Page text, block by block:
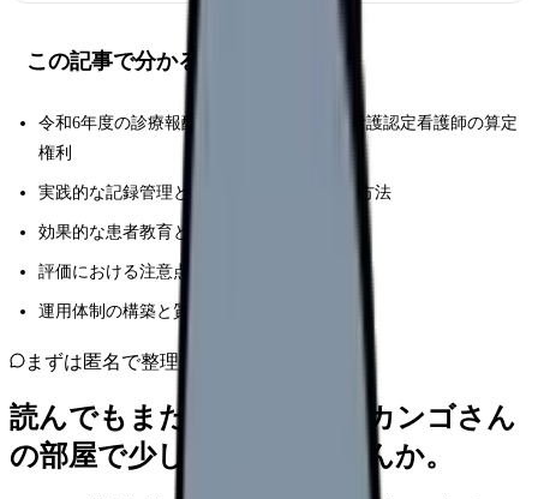
この記事で分かること
令和6年度の診療報酬における慢性心不全看護認定看護師の算定
権利
実践的な記録管理と多分野連携の具体的な方法
効果的な患者教育と指導の実施方法
評価における注意点とトラブル対応
運用体制の構築と質の評価方法
まずは匿名で整理
読んでもまだ苦しいなら、カンゴさん
の部屋で少し話してみませんか。